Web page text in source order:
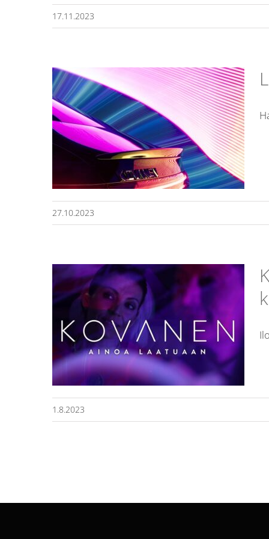
17.11.2023
27.10.2023
1.8.2023